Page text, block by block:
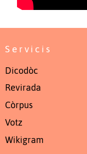
Servicis
Dicodòc
Revirada
Còrpus
Votz
Wikigram